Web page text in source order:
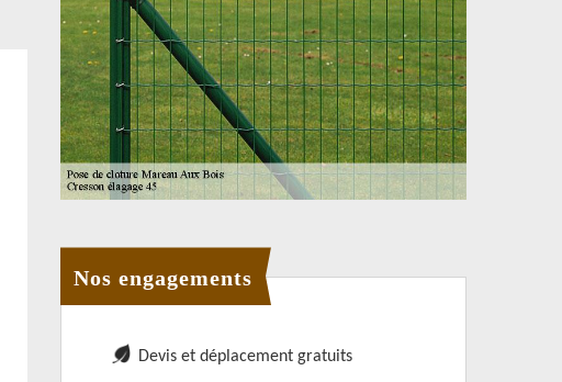
Nos engagements
Devis et déplacement gratuits